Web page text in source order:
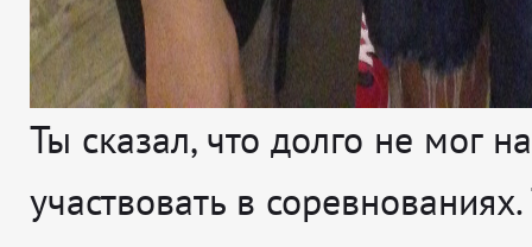
Ты сказал, что долго не мог
участвовать в